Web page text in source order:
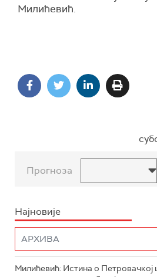
Милићевић.
Прогноза
Најновије
Милићевић: Истина о Петровачкој